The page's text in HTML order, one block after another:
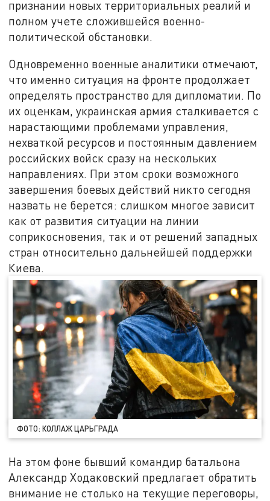
признании новых территориальных реалий и
полном учете сложившейся военно-
политической обстановки.
Одновременно военные аналитики отмечают,
что именно ситуация на фронте продолжает
определять пространство для дипломатии. По
их оценкам, украинская армия сталкивается с
нарастающими проблемами управления,
нехваткой ресурсов и постоянным давлением
российских войск сразу на нескольких
направлениях. При этом сроки возможного
завершения боевых действий никто сегодня
назвать не берется: слишком многое зависит
как от развития ситуации на линии
соприкосновения, так и от решений западных
стран относительно дальнейшей поддержки
Киева.
ФОТО: КОЛЛАЖ ЦАРЬГРАДА
На этом фоне бывший командир батальона
Александр Ходаковский предлагает обратить
внимание не столько на текущие переговоры,